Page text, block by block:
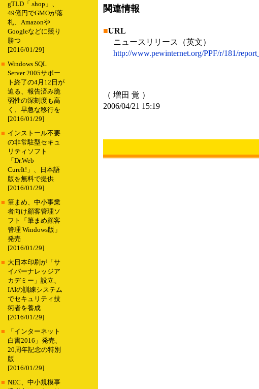
gTLD「.shop」、
49億円でGMOが落
札、Amazonや
Googleなどに競り
勝つ
[2016/01/29]
■ Windows SQL
Server 2005サポー
ト終了の4月12日が
迫る、報告済み脆
弱性の深刻度も高
く、早急な移行を
[2016/01/29]
■ インストール不要
の非常駐型セキュ
リティソフト
「Dr.Web
CureIt!」、日本語
版を無料で提供
[2016/01/29]
■ 筆まめ、中小事業
者向け顧客管理ソ
フト「筆まめ顧客
管理 Windows版」
発売
[2016/01/29]
■ 大日本印刷が「サ
イバーナレッジア
カデミー」設立、
IAIの訓練システム
でセキュリティ技
術者を養成
[2016/01/29]
■
「インターネット
白書2016」発売、
20周年記念の特別
版
[2016/01/29]
■ NEC、中小規模事
関連情報
■URL
ニュースリリース（英文）
http://www.pewinternet.org/PPF/r/181/
（ 増田 覚 ）
2006/04/21 15:19